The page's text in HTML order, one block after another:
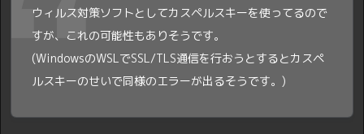
ウィルス対策ソフトとしてカスペルスキーを使ってるので
すが、これの可能性もありそうです。
(WindowsのWSLでSSL/TLS通信を行おうとするとカスペ
ルスキーのせいで同様のエラーが出るそうです。)